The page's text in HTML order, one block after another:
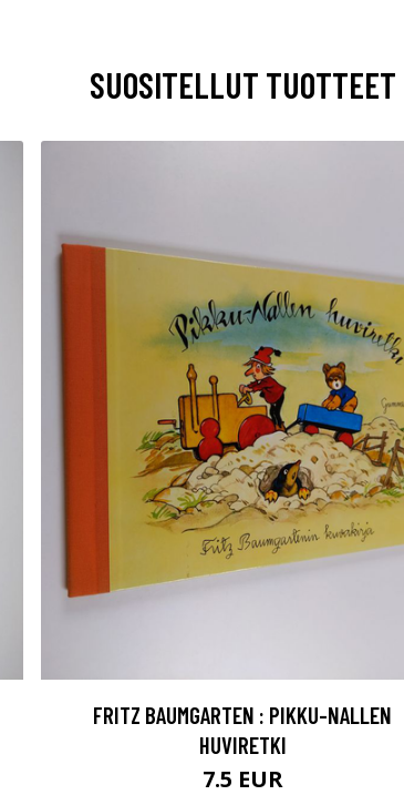
SUOSITELLUT TUOTTEET
FRITZ BAUMGARTEN : PIKKU-NALLEN
HUVIRETKI
7.5 EUR